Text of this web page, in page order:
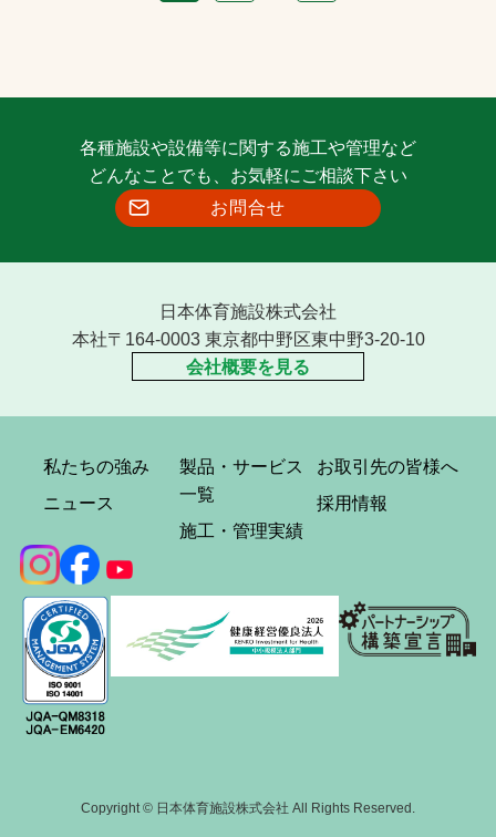
各種施設や設備等に関する施工や管理など
どんなことでも、お気軽にご相談下さい
お問合せ
日本体育施設株式会社
本社〒164-0003 東京都中野区東中野3-20-10
会社概要を見る
私たちの強み
ニュース
製品・サービス
一覧
施工・管理実績
お取引先の皆様へ
採用情報
Copyright © 日本体育施設株式会社 All Rights Reserved.